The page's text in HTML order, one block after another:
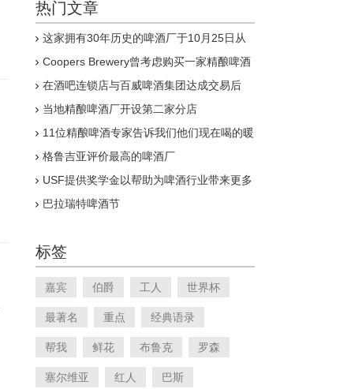
热门文章
这家拥有30年历史的啤酒厂于10月25日从
集清算人
Coopers Brewery曾考虑购买一家精酿啤酒
在酒吧连锁店与百威啤酒集团达成交易后
Wetherspoon菜单中剔除的饮品之一
当地精酿啤酒厂开设第二家分店
11位精酿啤酒专家告诉我们他们现在喝的暖
格鲁吉亚评价最高的啤酒厂
USF提供奖学金以帮助为啤酒行业带来更多
巴拉瑞特啤酒节
标签
嘉宾 伯爵 工人 世界杯
最著名 重点 经典语录
帮我 鲜花 布鲁克 罗森
塞尔维亚 红人 巴斯